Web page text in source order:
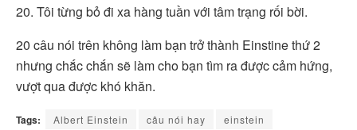
20. Tôi từng bỏ đi xa hàng tuần với tâm trạng rối bời.
20 câu nói trên không làm bạn trở thành Einstine thứ 2
nhưng chắc chắn sẽ làm cho bạn tìm ra được cảm hứng,
vượt qua được khó khăn.
Tags: Albert Einstein câu nói hay einstein